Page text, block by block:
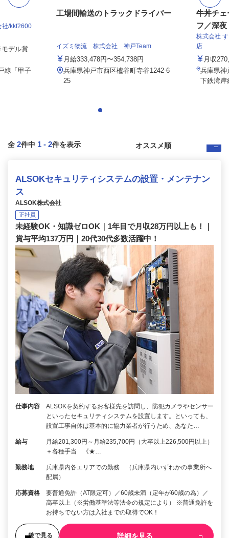
社/kkf2600
デル賞
線「甲子
工場間輸送のトラックドライバー
イズミ物流 株式会社 神戸Team
月給333,478円〜354,738円
兵庫県神戸市西区櫨谷町寺谷1242-6
25
牛丼チェ
フ／深夜
株式会社
店
月収
兵庫県神
下鉄湾岸
全 2件中 1 - 2件を表示
ALSOKセキュリティシステムの設置・メンテナン
ス
ALSOK株式会社
正社員
未経験OK・知識ゼロOK｜1年目で月収28万円以上も！｜
賞与平均137万円｜20代30代多数活躍中！
仕事内容
ALSOKを契約するお客様先を訪問し、防犯カメラやセンサー
といったセキュリティシステムを設置します。といっても、
設置工事自体は基本的に協力業者が行うため、あなた…
給与
月給201,300円～月給235,700円（大卒以上226,500円以上）
＋各種手当 《★…
勤務地
兵庫県内各エリアでの勤務 （兵庫県内いずれかの事業所へ
配属）
応募資格
要普通免許（AT限定可）／60歳未満（定年が60歳の為）／
高卒以上（※労働基準法等法令の規定により） ※普通免許を
お持ちでない方は入社までの取得でOK！
後で見る 詳細を見る